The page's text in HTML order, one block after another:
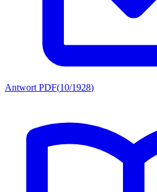
Antwort PDF(10/1928)